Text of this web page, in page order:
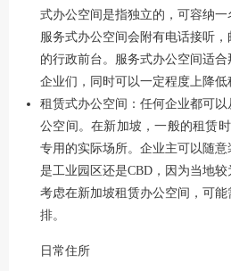
式办公空间是指独立的，可容纳一
服务式办公空间会附有电话接听
的行政前台。服务式办公空间适
企业们，同时可以一定程度上降低
租赁式办公空间：任何企业都可
公空间。在新加坡，一般的租赁
专用的实际场所。企业主可以随
是工业园区还是CBD，因为当地
考虑在新加坡租赁办公空间，可
排。
日常住所